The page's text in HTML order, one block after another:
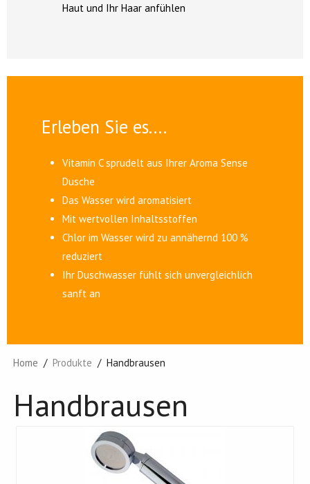
Haut und Ihr Haar anfühlen
Erleben Sie es....
Vitamin C sprudelt aus Ihrer Aroma Sense
Dusche
Das Wasser wird aromatisiert
Mit wertvollen Inhaltsstoffen
Chlor im Wasser wird zu annähernd 100 %
reduziert
Ihr Duschwasser fühlt sich unvergleichlich
sanft an
Home Produkte Handbrausen
Handbrausen